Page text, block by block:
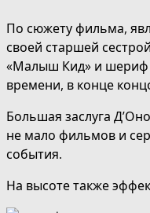
По сюжету фильма,
своей старшей
«Малыш Кид» и шериф
времени, в конце
Большая заслуга
не мало фильмов и
события.
На высоте также